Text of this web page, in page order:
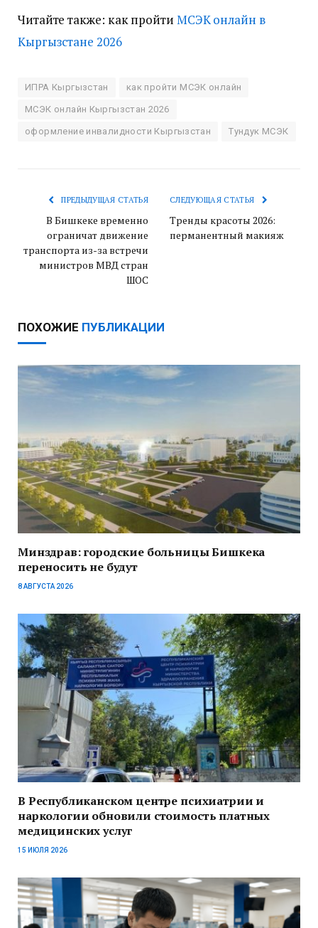
Читайте также: как пройти МСЭК онлайн в
Кыргызстане 2026
ИПРА Кыргызстан как пройти МСЭК онлайн
МСЭК онлайн Кыргызстан 2026
оформление инвалидности Кыргызстан Тундук МСЭК
ПРЕДЫДУЩАЯ СТАТЬЯ
В Бишкеке временно
ограничат движение
транспорта из-за встречи
министров МВД стран
ШОС
СЛЕДУЮЩАЯ СТАТЬЯ
Тренды красоты 2026:
перманентный макияж
ПОХОЖИЕ ПУБЛИКАЦИИ
Минздрав: городские больницы Бишкека
переносить не будут
8 АВГУСТА 2026
В Республиканском центре психиатрии и
наркологии обновили стоимость платных
медицинских услуг
15 ИЮЛЯ 2026